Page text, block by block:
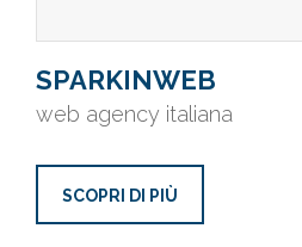
SPARKINWEB
web agency italiana
SCOPRI DI PIÙ